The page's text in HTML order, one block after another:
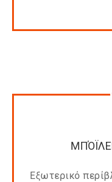
Εξωτερικό